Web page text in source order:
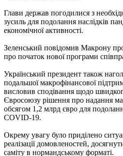
Глави держав погодилися з
зусиль для подолання наслідків
економічної активності.
Зеленський повідомив Макрону
про початок нової програми
Український президент також
подальшої макрофінансової
висловив сподівання щодо
Євросоюзу рішення про надання
обсягом 1,2 млрд євро для
COVID-19.
Окрему увагу було приділено
реалізації домовленостей,
саміту в нормандському форматі.